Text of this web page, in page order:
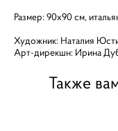
Размер: 90х90 см,
Художник: Наталия
Арт-дирекшн: Ирина
Также